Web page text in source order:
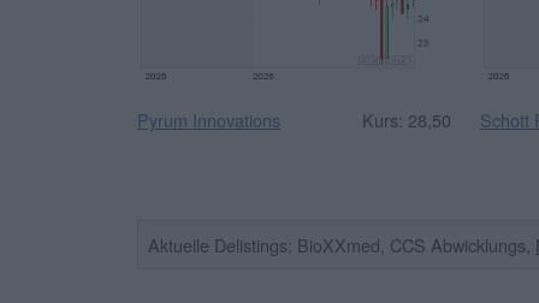
Pyrum Innovations Kurs: 28,50 Schott
Aktuelle Delistings: BioXXmed, CCS Abwicklungs,